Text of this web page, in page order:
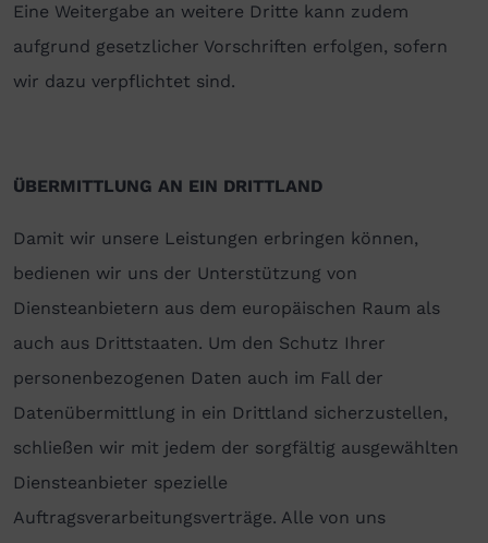
Eine Weitergabe an weitere Dritte kann zudem
aufgrund gesetzlicher Vorschriften erfolgen, sofern
wir dazu verpflichtet sind.
ÜBERMITTLUNG AN EIN DRITTLAND
Damit wir unsere Leistungen erbringen können,
bedienen wir uns der Unterstützung von
Diensteanbietern aus dem europäischen Raum als
auch aus Drittstaaten. Um den Schutz Ihrer
personenbezogenen Daten auch im Fall der
Datenübermittlung in ein Drittland sicherzustellen,
schließen wir mit jedem der sorgfältig ausgewählten
Diensteanbieter spezielle
Auftragsverarbeitungsverträge. Alle von uns